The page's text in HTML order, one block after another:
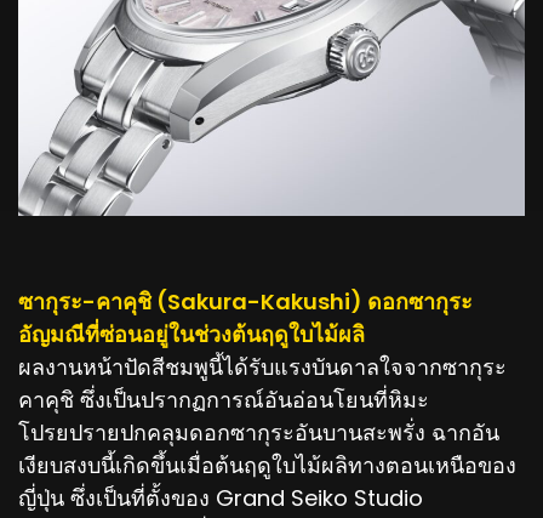
ซากุระ-คาคุชิ (Sakura-Kakushi) ดอกซากุระ
อัญมณีที่ซ่อนอยู่ในช่วงต้นฤดูใบไม้ผลิ
ผลงานหน้าปัดสีชมพูนี้ได้รับแรงบันดาลใจจากซากุระ
คาคุชิ ซึ่งเป็นปรากฏการณ์อันอ่อนโยนที่หิมะ
โปรยปรายปกคลุมดอกซากุระอันบานสะพรั่ง ฉากอัน
เงียบสงบนี้เกิดขึ้นเมื่อต้นฤดูใบไม้ผลิทางตอนเหนือของ
ญี่ปุ่น ซึ่งเป็นที่ตั้งของ Grand Seiko Studio